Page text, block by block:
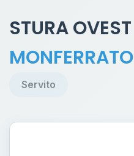
STURA OVEST
MONFERRATO
Servito